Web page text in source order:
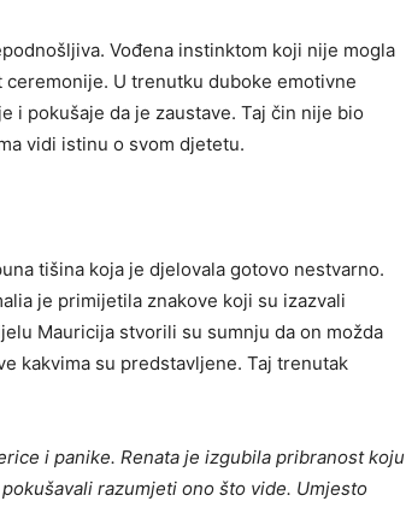
Vođena instinktom koji nije mogla
U trenutku duboke emotivne
i pokušaje da je zaustave. Taj čin nije bio
vidi istinu o svom djetetu.
tišina koja je djelovala gotovo nestvarno.
je primijetila znakove koji su izazvali
Mauricija stvorili su sumnju da on možda
kakvima su predstavljene. Taj trenutak
i panike. Renata je izgubila pribranost koju
razumjeti ono što vide. Umjesto